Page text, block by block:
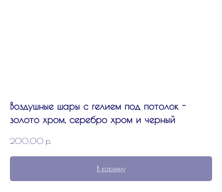
Воздушные шары с гелием под потолок -
золото хром, серебро хром и черный
200,00 р.
В корзину